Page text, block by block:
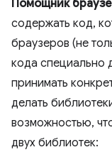
Помощник
содержать код,
браузеров (не
кода специально
принимать
делать
возможностью,
двух библиотек: